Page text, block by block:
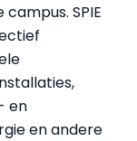
SPIE
en
en andere